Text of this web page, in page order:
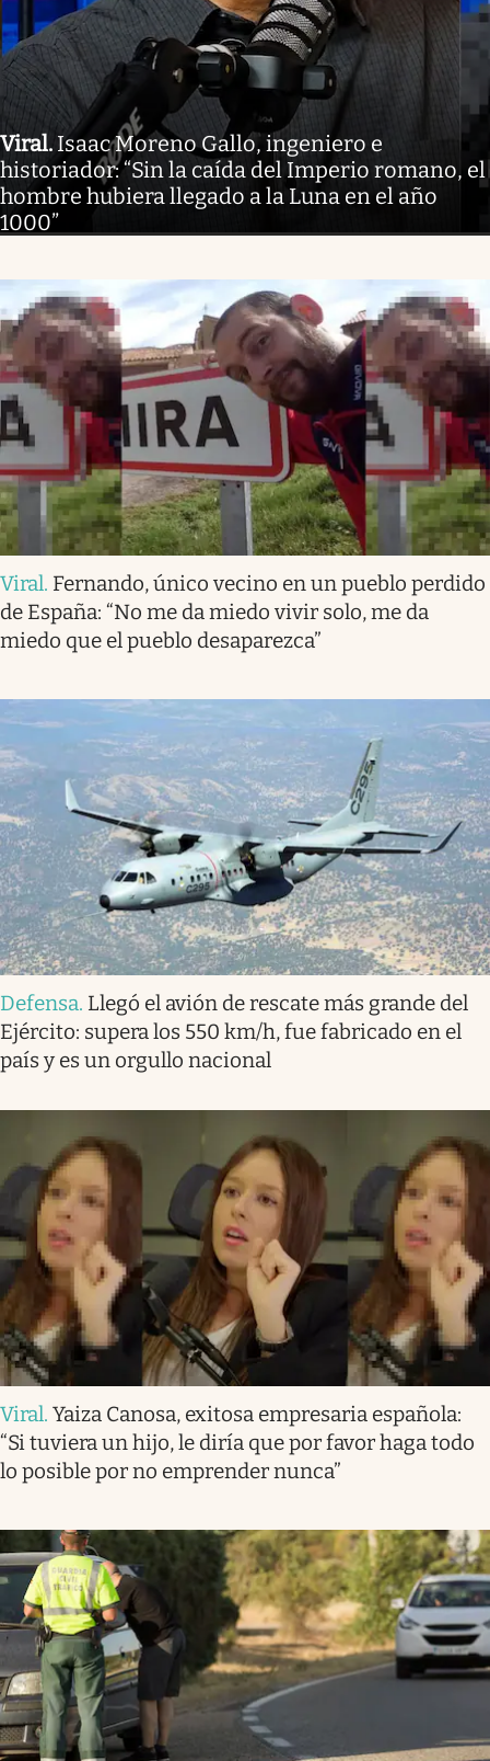
Viral. Isaac Moreno Gallo, ingeniero e
historiador: “Sin la caída del Imperio romano, el
hombre hubiera llegado a la Luna en el año
1000”
Viral. Fernando, único vecino en un pueblo perdido
de España: “No me da miedo vivir solo, me da
miedo que el pueblo desaparezca”
Defensa. Llegó el avión de rescate más grande del
Ejército: supera los 550 km/h, fue fabricado en el
país y es un orgullo nacional
Viral. Yaiza Canosa, exitosa empresaria española:
“Si tuviera un hijo, le diría que por favor haga todo
lo posible por no emprender nunca”